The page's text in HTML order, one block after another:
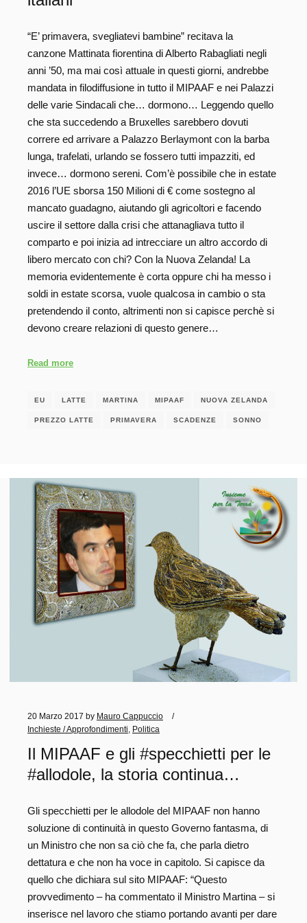
“E’ primavera, svegliatevi bambine” recitava la
canzone Mattinata fiorentina di Alberto Rabagliati negli
anni ’50, ma mai così attuale in questi giorni, andrebbe
mandata in filodiffusione in tutto il MIPAAF e nei Palazzi
delle varie Sindacali che… dormono… Leggendo quello
che sta succedendo a Bruxelles sarebbero dovuti
correre ed arrivare a Palazzo Berlaymont con la barba
lunga, trafelati, urlando se fossero tutti impazziti, ed
invece… dormono sereni. Com’è possibile che in estate
2016 l’UE sborsa 150 Milioni di € come sostegno al
mancato guadagno, aiutando gli agricoltori e facendo
uscire il settore dalla crisi che attanagliava tutto il
comparto e poi inizia ad intrecciare un altro accordo di
libero mercato con chi? Con la Nuova Zelanda! La
memoria evidentemente è corta oppure chi ha messo i
soldi in estate scorsa, vuole qualcosa in cambio o sta
pretendendo il conto, altrimenti non si capisce perchè si
devono creare relazioni di questo genere…
Read more
EU LATTE MARTINA MIPAAF NUOVA ZELANDA
PREZZO LATTE PRIMAVERA SCADENZE SONNO
20 Marzo 2017 by Mauro Cappuccio
Inchieste / Approfondimenti
Politica
Il MIPAAF e gli #specchietti per le
#allodole, la storia continua…
Gli specchietti per le allodole del MIPAAF non hanno
soluzione di continuità in questo Governo fantasma, di
un Ministro che non sa ciò che fa, che parla dietro
dettatura e che non ha voce in capitolo. Si capisce da
quello che dichiara sul sito MIPAAF: “Questo
provvedimento – ha commentato il Ministro Martina – si
inserisce nel lavoro che stiamo portando avanti per dare